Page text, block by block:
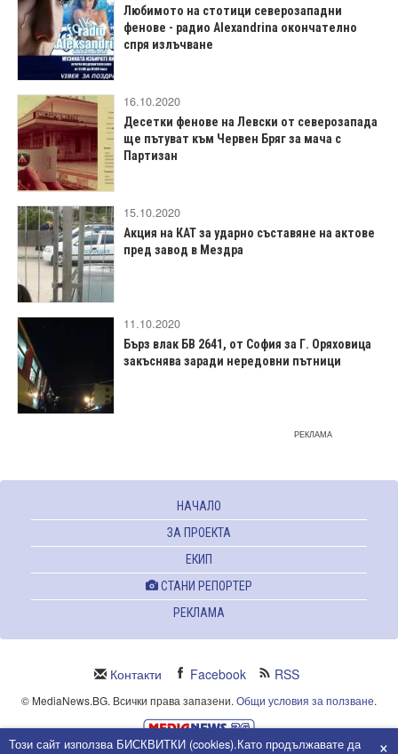
Любимото на стотици северозападни
фенове - радио Alexandrina окончателно
спря излъчване
16.10.2020
Десетки фенове на Левски от северозапада
ще пътуват към Червен Бряг за мача с
Партизан
15.10.2020
Акция на КАТ за ударно съставяне на актове
пред завод в Мездра
11.10.2020
Бърз влак БВ 2641, от София за Г. Оряховица
закъснява заради нередовни пътници
РЕКЛАМА
НАЧАЛО
ЗА ПРОЕКТА
ЕКИП
СТАНИ РЕПОРТЕР
РЕКЛАМА
Контакти Facebook RSS
© MediaNews.BG. Всички права запазени.Общи условия за ползване.
Powered and owned by Intersat Ltd.
Този сайт използва БИСКВИТКИ (cookies).Като продължавате да
×